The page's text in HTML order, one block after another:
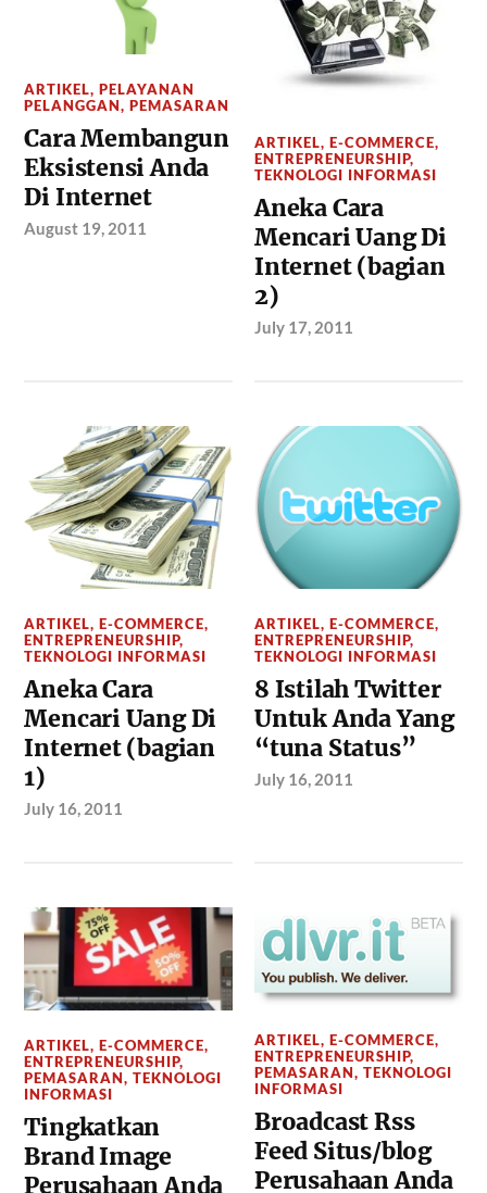
ARTIKEL,PELAYANAN
PELANGGAN,PEMASARAN
Cara Membangun
Eksistensi Anda
Di Internet
August 19, 2011
ARTIKEL,E-COMMERCE,
ENTREPRENEURSHIP,
TEKNOLOGI INFORMASI
Aneka Cara
Mencari Uang Di
Internet (bagian
2)
July 17, 2011
ARTIKEL,E-COMMERCE,
ENTREPRENEURSHIP,
TEKNOLOGI INFORMASI
Aneka Cara
Mencari Uang Di
Internet (bagian
1)
July 16, 2011
ARTIKEL,E-COMMERCE,
ENTREPRENEURSHIP,
TEKNOLOGI INFORMASI
8 Istilah Twitter
Untuk Anda Yang
“tuna Status”
July 16, 2011
ARTIKEL,E-COMMERCE,
ENTREPRENEURSHIP,
PEMASARAN,TEKNOLOGI
INFORMASI
Tingkatkan
Brand Image
Perusahaan Anda
ARTIKEL,E-COMMERCE,
ENTREPRENEURSHIP,
PEMASARAN,TEKNOLOGI
INFORMASI
Broadcast Rss
Feed Situs/blog
Perusahaan Anda